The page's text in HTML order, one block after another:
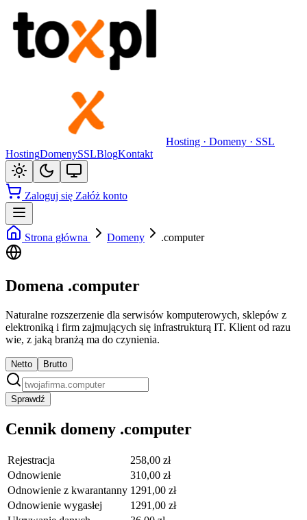
Hosting · Domeny · SSL
HostingDomenySSLBlogKontakt
Zaloguj się Załóż konto
Strona główna Domeny .computer
Domena .computer
Naturalne rozszerzenie dla serwisów komputerowych, sklepów z
elektroniką i firm zajmujących się infrastrukturą IT. Klient od razu
wie, z jaką branżą ma do czynienia.
Netto Brutto
Sprawdź
Cennik domeny .computer
Rejestracja
258,00 zł
Odnowienie
310,00 zł
Odnowienie z kwarantanny 1291,00 zł
Odnowienie wygasłej
1291,00 zł